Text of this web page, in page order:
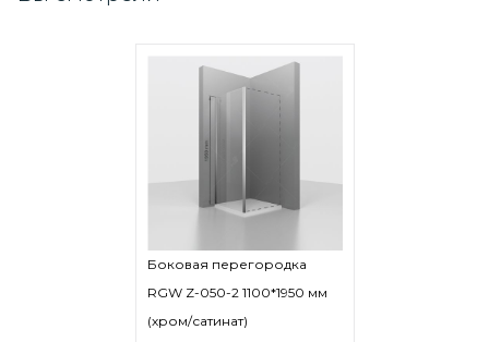
Боковая перегородка
RGW Z-050-2 1100*1950 мм
(хром/сатинат)